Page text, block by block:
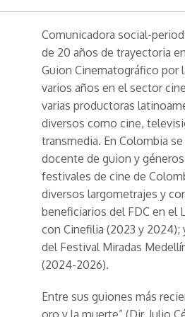
Comunicadora social-
de 20 años de trayectoria
Guion Cinematográfico por
varios años en el sector
varias productoras
diversos como cine,
transmedia. En Colombia
docente de guion y
festivales de cine de
diversos largometrajes y
beneficiarios del FDC en el
con Cinefilia (2023 y
del Festival Miradas
(2024-2026).
Entre sus guiones más
oro y la muerte” (Dir. Julio